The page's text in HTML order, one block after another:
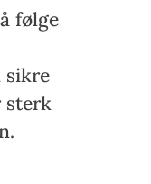
følge
sikre
sterk